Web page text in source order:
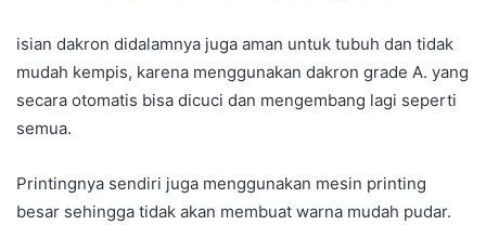
isian dakron didalamnya juga aman untuk tubuh dan tidak
mudah kempis, karena menggunakan dakron grade A. yang
secara otomatis bisa dicuci dan mengembang lagi seperti
semua.
Printingnya sendiri juga menggunakan mesin printing
besar sehingga tidak akan membuat warna mudah pudar.